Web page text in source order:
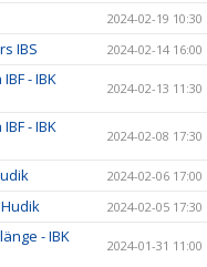
2024-02-19 10:30
IBS 2024-02-14 16:00
- IBK
2024-02-13 11:30
- IBK
2024-02-08 17:30
2024-02-06 17:00
2024-02-05 17:30
- IBK
2024-01-31 11:00